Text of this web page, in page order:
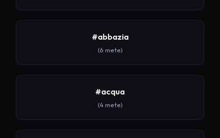
#abbazia
(6 mete)
#acqua
(4 mete)